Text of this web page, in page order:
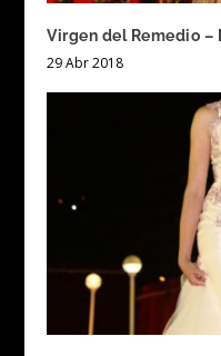
Virgen del Remedio –
29 Abr 2018